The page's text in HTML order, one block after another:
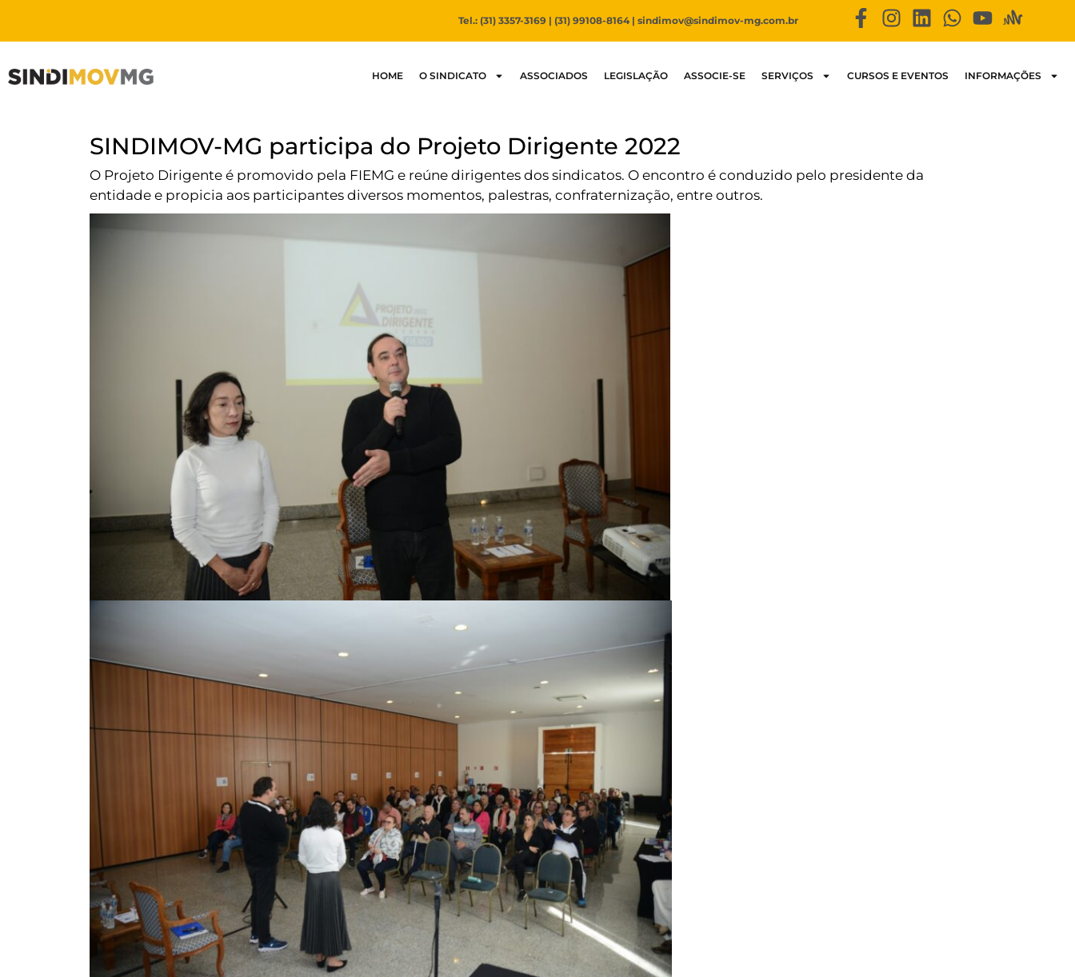
Tel.: (31) 3357-3169 | (31) 99108-8164 | sindimov@sindimov-mg.com.br
HOME O SINDICATO ASSOCIADOS LEGISLAÇÃO ASSOCIE-SE SERVIÇOS CURSOS E EVENTOS INFORMAÇÕES
SINDIMOV-MG participa do Projeto Dirigente 2022
O Projeto Dirigente é promovido pela FIEMG e reúne dirigentes dos sindicatos. O encontro é conduzido pelo presidente da
entidade e propicia aos participantes diversos momentos, palestras, confraternização, entre outros.